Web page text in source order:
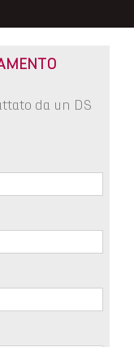
da un DS